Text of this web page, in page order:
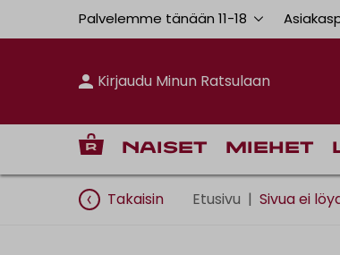
Palvelemme tänään 11-18
Kirjaudu Minun Ratsulaan
Naiset Miehet
Takaisin Etusivu | Sivua ei